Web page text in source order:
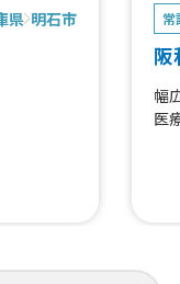
、ノンア
県 明石市 常
幅
医